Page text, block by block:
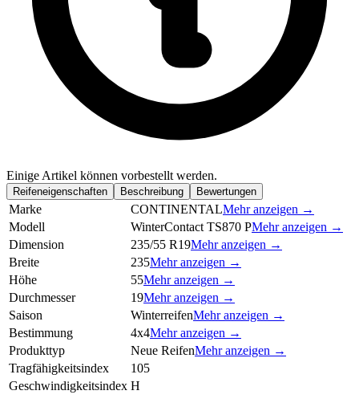
Einige Artikel können vorbestellt werden.
Reifeneigenschaften Beschreibung Bewertungen
Marke CONTINENTALMehr anzeigen →
Modell
WinterContact TS870 PMehr anzeigen →
Dimension
235/55 R19Mehr anzeigen →
Breite
235Mehr anzeigen →
Höhe
55Mehr anzeigen →
Durchmesser
19Mehr anzeigen →
Saison
WinterreifenMehr anzeigen →
Bestimmung
4x4Mehr anzeigen →
Produkttyp
Neue ReifenMehr anzeigen →
Tragfähigkeitsindex
105
Geschwindigkeitsindex H